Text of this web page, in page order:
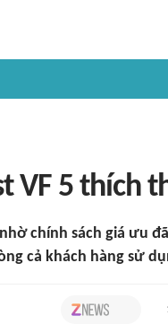
VF 5 thích
chính sách giá ưu
cả khách hàng sử